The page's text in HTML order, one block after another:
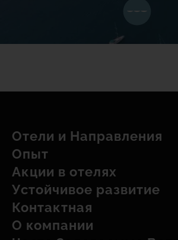
Отели и Hаправления
Опыт
Акции в отелях
Устойчивое развитие
Контактная
О компании